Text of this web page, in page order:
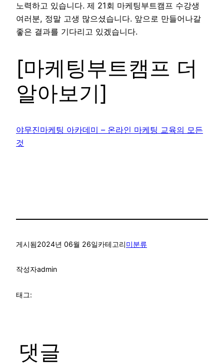
노력하고 있습니다. 제 21회 마케팅부트캠프 수강생
여러분, 정말 고생 많으셨습니다. 앞으로 만들어나갈
좋은 결과를 기다리고 있겠습니다.
[마케팅부트캠프 더
알아보기]
야무진마케팅 아카데미 – 온라인 마케팅 교육의 모든
것
게시됨2024년 06월 26일카테고리미분류
작성자admin
태그:
댓글